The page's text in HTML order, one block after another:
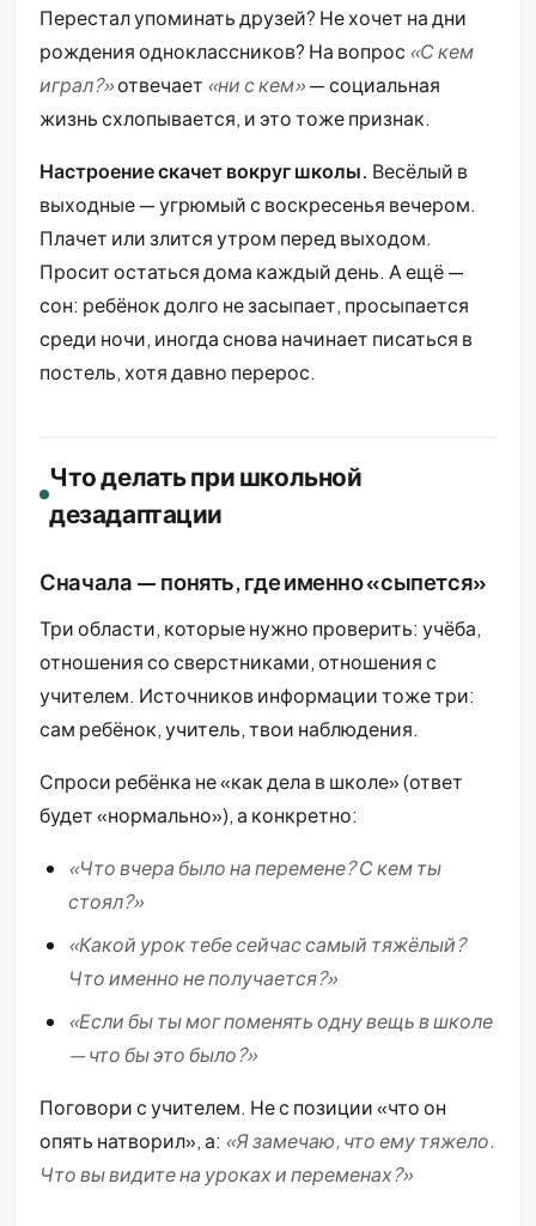
Перестал упоминать друзей? Не хочет на дни
рождения одноклассников? На вопрос «С кем
играл?»отвечает «ни с кем»— социальная
жизнь схлопывается, и это тоже признак.
Настроение скачет вокруг школы. Весёлый в
выходные — угрюмый с воскресенья вечером.
Плачет или злится утром перед выходом.
Просит остаться дома каждый день. А ещё —
сон: ребёнок долго не засыпает, просыпается
среди ночи, иногда снова начинает писаться в
постель, хотя давно перерос.
Что делать при школьной
дезадаптации
Сначала — понять, где именно «сыпется»
Три области, которые нужно проверить: учёба,
отношения со сверстниками, отношения с
учителем. Источников информации тоже три:
сам ребёнок, учитель, твои наблюдения.
Спроси ребёнка не «как дела в школе» (ответ
будет «нормально»), а конкретно:
«Что вчера было на перемене? С кем ты
стоял?»
«Какой урок тебе сейчас самый тяжёлый?
Что именно не получается?»
«Если бы ты мог поменять одну вещь в школе
— что бы это было?»
Поговори с учителем. Не с позиции «что он
опять натворил», а: «Я замечаю, что ему тяжело.
Что вы видите на уроках и переменах?»